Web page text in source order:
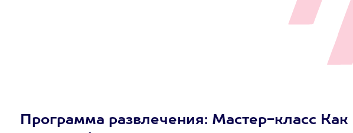
Программа развлечения: Мастер-класс Как